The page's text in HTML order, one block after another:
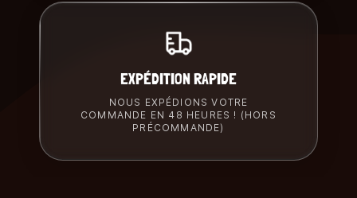
EXPÉDITION RAPIDE
NOUS EXPÉDIONS VOTRE
COMMANDE EN 48 HEURES ! (HORS
PRÉCOMMANDE)